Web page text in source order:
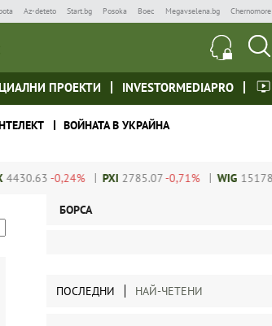
Az-deteto Start.bg Posoka Boec Megavselena.bg Chernomore
ПРОЕКТИ INVESTORMEDIAPRO
ВОЙНАТА В УКРАЙНА
-0,24% PXI 2785.07-0,71% WIG 151782.92
БОРСА
ПОСЛЕДНИ НАЙ-ЧЕТЕНИ